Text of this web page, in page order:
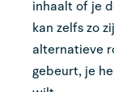
inhaalt of je
kan zelfs zo
alternatieve
gebeurt, je